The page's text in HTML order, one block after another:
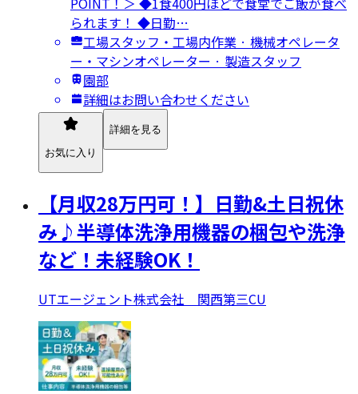
られます！ ◆日勤…
工場スタッフ・工場内作業 · 機械オペレータ
ー・マシンオペレーター · 製造スタッフ
園部
詳細はお問い合わせください
お気に入り
詳細を見る
【月収28万円可！】日勤&土日祝休
み♪半導体洗浄用機器の梱包や洗浄
など！未経験OK！
UTエージェント株式会社 関西第三CU